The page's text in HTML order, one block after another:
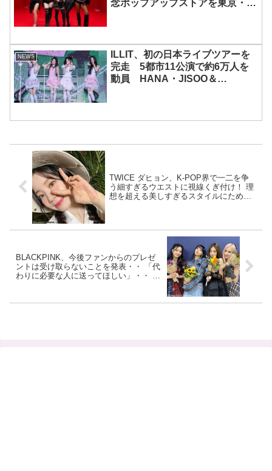
念ポップアップストアを東京・原
NEWS
ILLIT、初の日本ライブツアーを
完走 5都市11公演で約6万人を
動員 HANA・JISOO＆
TWICE ダヒョン、K-POP界で一二を争
う細すぎるウエストに視線くぎ付け！ 理
想を超える美しすぎるスタイルにため息
BLACKPINK、今後ファンからのプレゼ
ントは受け取らないことを発表・・ 「代
わりに必要な人に送ってほしい」・・ メ